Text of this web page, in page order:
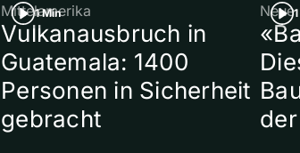
1 Min
Mittelamerika
Vulkanausbruch in
Guatemala: 1400
Personen in Sicherheit
gebracht
Neue